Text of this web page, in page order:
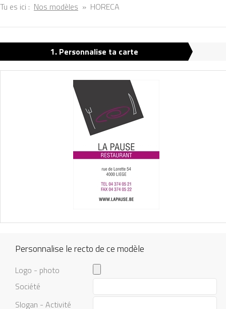
Tu es ici : Nos modèles » HORECA
1. Personnalise ta carte
Personnalise le recto de ce modèle
Logo - photo
Société
Slogan - Activité